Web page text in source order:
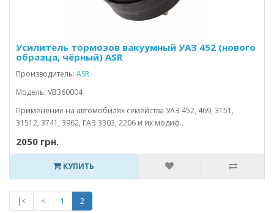
Усилитель тормозов вакуумный УАЗ 452 (нового
образца, чёрный) ASR
Производитель: ASR
Модель: VB360004
Применение на автомобилях семейства УАЗ 452, 469, 3151,
31512, 3741, 3962, ГАЗ 3303, 2206 и их модиф..
2050 грн.
КУПИТЬ
|< < 1
2